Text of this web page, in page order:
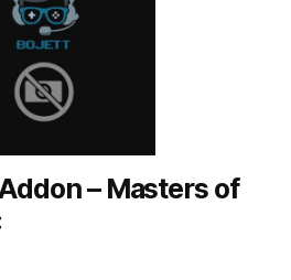
– Masters of